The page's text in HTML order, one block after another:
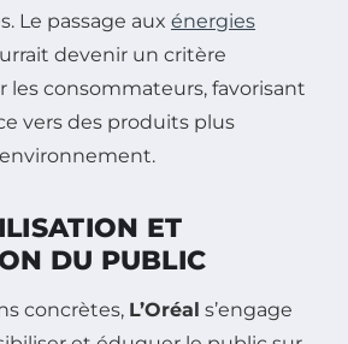
Le passage aux énergies
devenir un critère
consommateurs, favorisant
vers des produits plus
ET
DU PUBLIC
concrètes, L’Oréal s’engage